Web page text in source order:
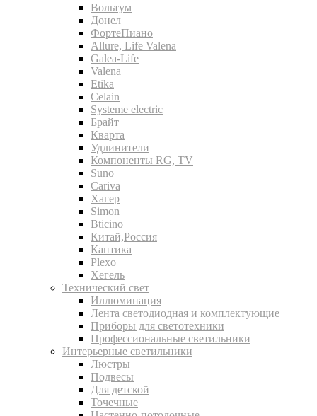
Вольтум
Донел
ФортеПиано
Allure, Life Valena
Galea-Life
Valena
Etika
Celain
Systeme electric
Брайт
Кварта
Удлинители
Компоненты RG, TV
Suno
Cariva
Хагер
Simon
Bticino
Китай,Россия
Каптика
Plexo
Хегель
Технический свет
Иллюминация
Лента светодиодная и комплектующие
Приборы для светотехники
Профессиональные светильники
Интерьерные светильники
Люстры
Подвесы
Для детской
Точечные